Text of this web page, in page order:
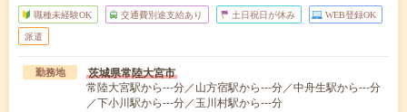
職種未経験OK 交通費別途支給あり 土日祝日が休み WEB登録OK
派遣
勤務地 茨城県常陸大宮市
常陸大宮駅から---分／山方宿駅から---分／中舟生駅から---分
／下小川駅から---分／玉川村駅から---分